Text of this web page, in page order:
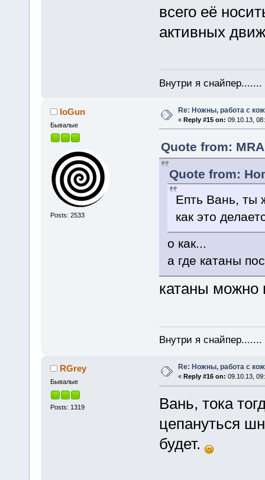
всего её
активных
Внутри я
IoGun
Бывалые
Posts: 2533
Re: Ножны, работа с
« Reply #15 on: 09.10.13,
Quote from:
Quote from:
Епть Вань, ты
как это
о как...
а где катаны
катаны можно
Внутри я
RGrey
Бывалые
Posts: 1319
Re: Ножны, работа с
« Reply #16 on: 09.10.13,
Вань, тока
цепануться
будет.